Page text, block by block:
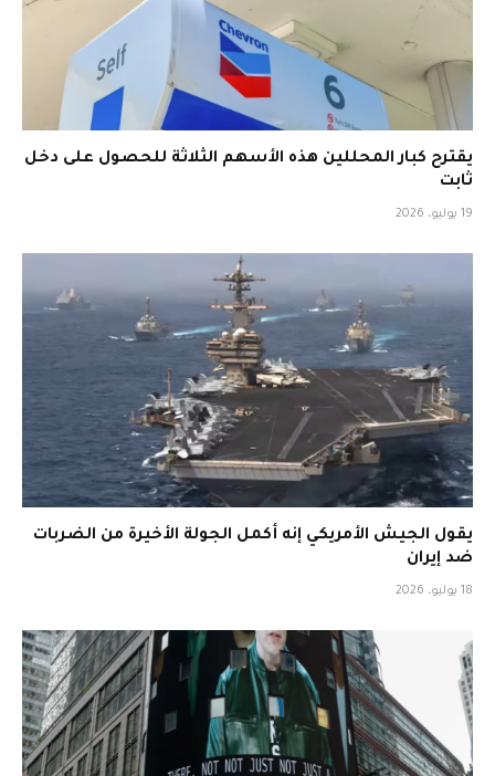
يقترح كبار المحللين هذه الأسهم الثلاثة للحصول على دخل
ثابت
19 يوليو، 2026
يقول الجيش الأمريكي إنه أكمل الجولة الأخيرة من الضربات
ضد إيران
18 يوليو، 2026